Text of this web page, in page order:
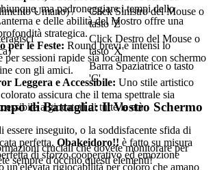
ma padroneggiare i tempi dello
e delle abilità del Mostro offre una
strategica.
per le Feste: Round brevi e intensi lo
per sessioni rapide sia localmente con schermo
con gli amici.
Leggera e Accessibile: Uno stile artistico
assicura che il tema spettrale sia
a giocatori di tutte le età.
essere inseguito, o la soddisfacente sfida di
perfetta, Obakeidoro!! è fatto su misura
di sforzo cooperativo ed emozione
un'elevata rigiocabilità per coloro che amano
Umano) /
Click Sinistro del Mouse o
tasto 'Z'
Click Destro del Mouse o
tasto 'X'
Barra Spaziatrice o tasto
'C'
di Battaglia: Il Vostro Schermo
cruciali che dovete monitorare per
sempre d'occhio questi elementi!